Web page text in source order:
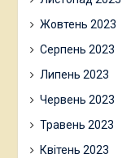
Жовтень 2023
Серпень 2023
Липень 2023
Червень 2023
Травень 2023
Квітень 2023